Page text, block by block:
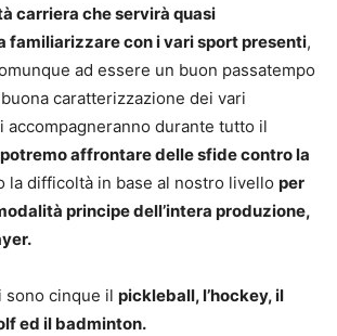
carriera che servirà quasi
familiarizzare con i vari sport presenti,
ad essere un buon passatempo
caratterizzazione dei vari
accompagneranno durante tutto il
potremo affrontare delle sfide contro la
la difficoltà in base al nostro livello per
principe dell’intera produzione,
sono cinque il pickleball, l’hockey, il
ed il badminton.